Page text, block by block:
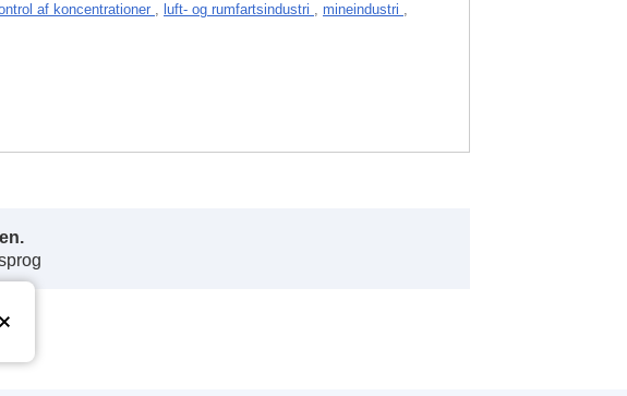
af koncentrationer , luft- og rumfartsindustri , mineindustri ,